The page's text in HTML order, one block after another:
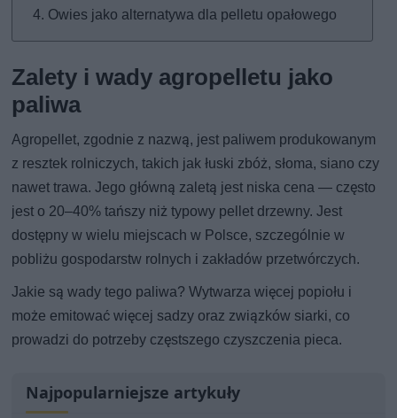
Owies jako alternatywa dla pelletu opałowego
Zalety i wady agropelletu jako
paliwa
Agropellet, zgodnie z nazwą, jest paliwem produkowanym
z resztek rolniczych, takich jak łuski zbóż, słoma, siano czy
nawet trawa. Jego główną zaletą jest niska cena — często
jest o 20–40% tańszy niż typowy pellet drzewny. Jest
dostępny w wielu miejscach w Polsce, szczególnie w
pobliżu gospodarstw rolnych i zakładów przetwórczych.
Jakie są wady tego paliwa? Wytwarza więcej popiołu i
może emitować więcej sadzy oraz związków siarki, co
prowadzi do potrzeby częstszego czyszczenia pieca.
Najpopularniejsze artykuły